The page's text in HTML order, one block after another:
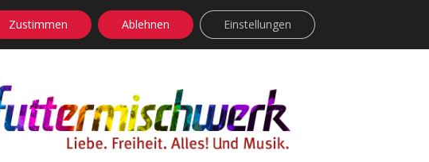
facebook
instagram
rss soundcloud
vimeoBluesky
Zustimmen Ablehnen Einstellungen